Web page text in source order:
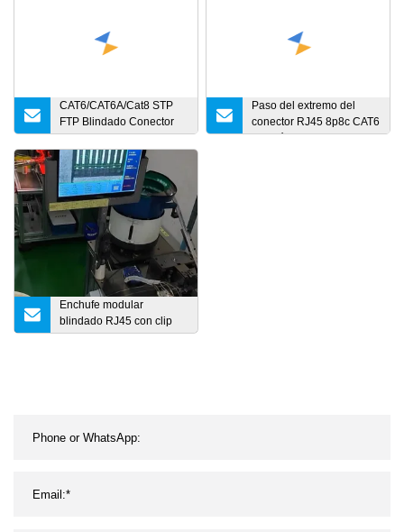
CAT6/CAT6A/Cat8 STP
FTP Blindado Conector
RJ45 Enchufe modular
sin herramientas de
aleación de zinc
Paso del extremo del
conector RJ45 8p8c CAT6
a través del enchufe
Enchufe modular
blindado RJ45 con clip
para cable